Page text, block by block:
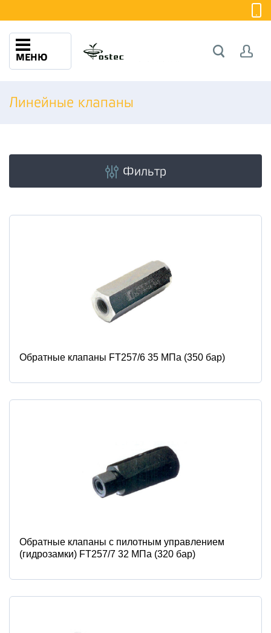
МЕНЮ
Линейные клапаны
Фильтр
Обратные клапаны FT257/6 35 МПа (350 бар)
Обратные клапаны с пилотным управлением
(гидрозамки) FT257/7 32 МПа (320 бар)